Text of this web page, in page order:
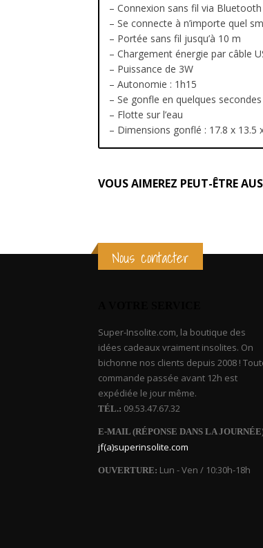
– Connexion sans fil via Bluetooth
– Se connecte à n’importe quel
– Portée sans fil jusqu’à 10 m
– Chargement énergie par câble
– Puissance de 3W
– Autonomie : 1h15
– Se gonfle en quelques secondes
– Flotte sur l’eau
– Dimensions gonflé : 17.8 x 13.5
VOUS AIMEREZ PEUT-ÊTRE
Nous contacter
Super-Insolite.com, la boutique des
idées cadeaux vraiment insolites. On
bichonne nos clients depuis 2008 !
commande passée avant 12h est
expédiée le jour même.
TÉL.: 09.53.47.67.32
E-MAIL (RÉPONSE DANS LA
jf(a)superinsolite.com
OUVERTURE: Lun - Ven / 10:30h-18h